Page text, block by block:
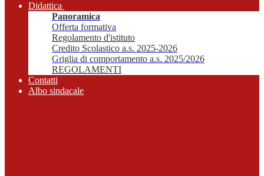
Didattica
Panoramica
Offerta formativa
Regolamento d'istituto
Credito Scolastico a.s. 2025-2026
Griglia di comportamento a.s. 2025/2026
REGOLAMENTI
Contatti
Albo sindacale